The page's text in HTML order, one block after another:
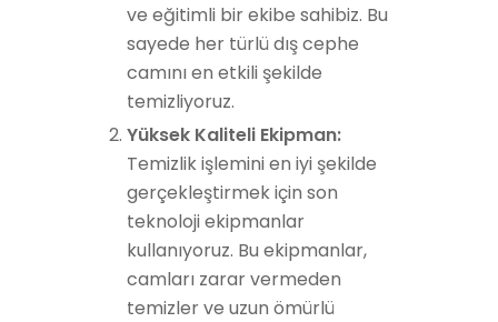
ve eğitimli bir ekibe sahibiz. Bu
sayede her türlü dış cephe
camını en etkili şekilde
temizliyoruz.
Yüksek Kaliteli Ekipman:
Temizlik işlemini en iyi şekilde
gerçekleştirmek için son
teknoloji ekipmanlar
kullanıyoruz. Bu ekipmanlar,
camları zarar vermeden
temizler ve uzun ömürlü